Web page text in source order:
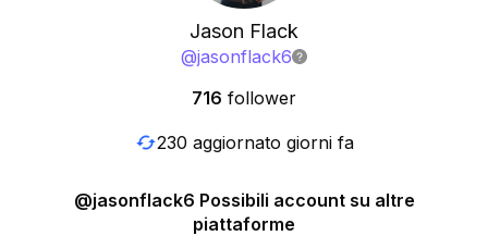
Jason Flack
@jasonflack6
716 follower
230 aggiornato giorni fa
@jasonflack6 Possibili account su altre
piattaforme